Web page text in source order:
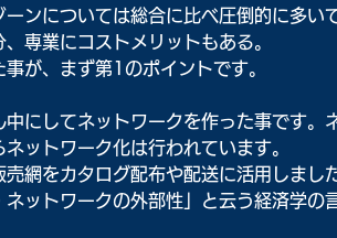
ンについては総合に比べ圧倒的に多い
専業にコストメリットもある。
が、まず第1のポイントです。
にしてネットワークを作った事です。
ットワーク化は行われています。
網をカタログ配布や配送に活用しました
ネットワークの外部性」と云う経済学